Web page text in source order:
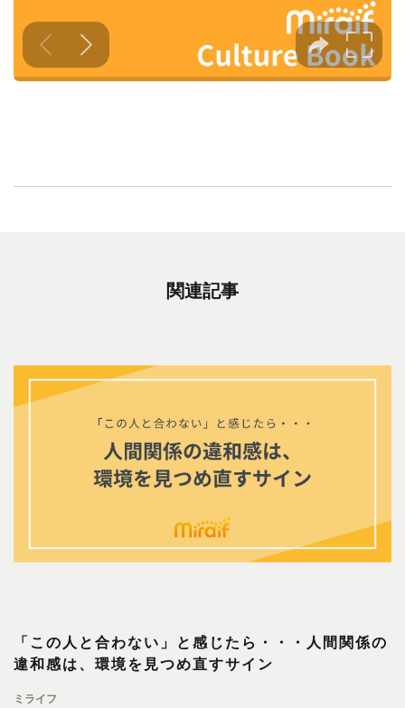
関連記事
「この人と合わない」と感じたら・・・人間関係の
違和感は、環境を見つめ直すサイン
ミライフ